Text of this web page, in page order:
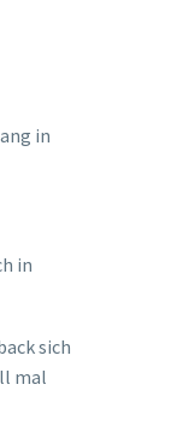
in
in
sich
mal